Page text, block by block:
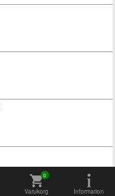
Varukorg Information